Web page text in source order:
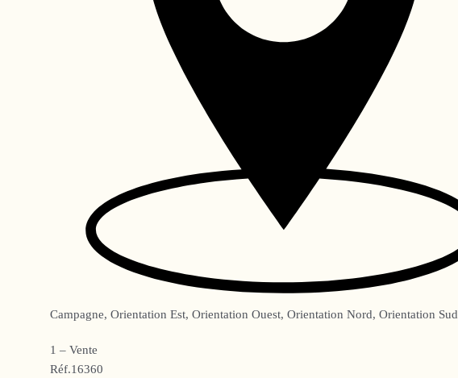
Campagne, Orientation Est, Orientation Ouest, Orientation Nord, Orientation Sud
1 – Vente
Réf.16360